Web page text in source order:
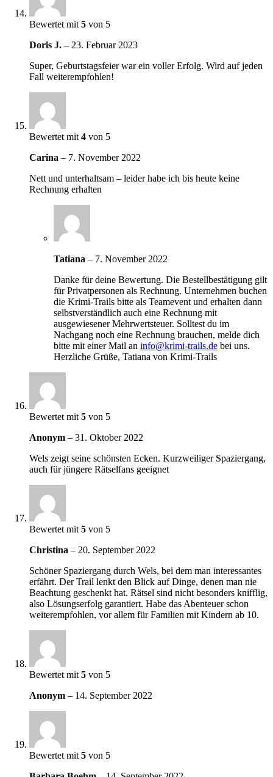
Bewertet mit 5 von 5
Doris J. – 23. Februar 2023
Super, Geburtstagsfeier war ein voller Erfolg. Wird auf jeden
Fall weiterempfohlen!
Bewertet mit 4 von 5
Carina – 7. November 2022
Nett und unterhaltsam – leider habe ich bis heute keine
Rechnung erhalten
Tatiana – 7. November 2022
Danke für deine Bewertung. Die Bestellbestätigung gilt
für Privatpersonen als Rechnung. Unternehmen buchen
die Krimi-Trails bitte als Teamevent und erhalten dann
selbstverständlich auch eine Rechnung mit
ausgewiesener Mehrwertsteuer. Solltest du im
Nachgang noch eine Rechnung brauchen, melde dich
bitte mit einer Mail an info@krimi-trails.de bei uns.
Herzliche Grüße, Tatiana von Krimi-Trails
Bewertet mit 5 von 5
Anonym – 31. Oktober 2022
Wels zeigt seine schönsten Ecken. Kurzweiliger Spaziergang,
auch für jüngere Rätselfans geeignet
Bewertet mit 5 von 5
Christina – 20. September 2022
Schöner Spaziergang durch Wels, bei dem man interessantes
erfährt. Der Trail lenkt den Blick auf Dinge, denen man nie
Beachtung geschenkt hat. Rätsel sind nicht besonders knifflig,
also Lösungserfolg garantiert. Habe das Abenteuer schon
weiterempfohlen, vor allem für Familien mit Kindern ab 10.
Bewertet mit 5 von 5
Anonym – 14. September 2022
Bewertet mit 5 von 5